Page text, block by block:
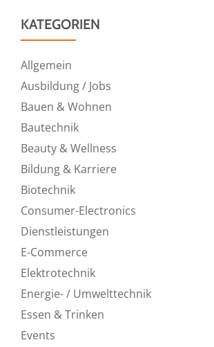
KATEGORIEN
Allgemein
Ausbildung / Jobs
Bauen & Wohnen
Bautechnik
Beauty & Wellness
Bildung & Karriere
Biotechnik
Consumer-Electronics
Dienstleistungen
E-Commerce
Elektrotechnik
Energie- / Umwelttechnik
Essen & Trinken
Events